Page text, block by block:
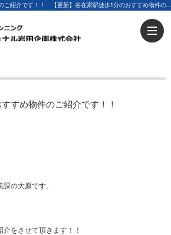
谷在家駅徒歩1分のおすすめの物件のご紹介です！！ 【更新】谷在家駅徒歩1分のおすすめ物件のご紹介です！！ | 足立区の不動産ならインターナショナル岩田企画
すめ物件のご紹介です！！
の大原です。
をさせて頂きます！！